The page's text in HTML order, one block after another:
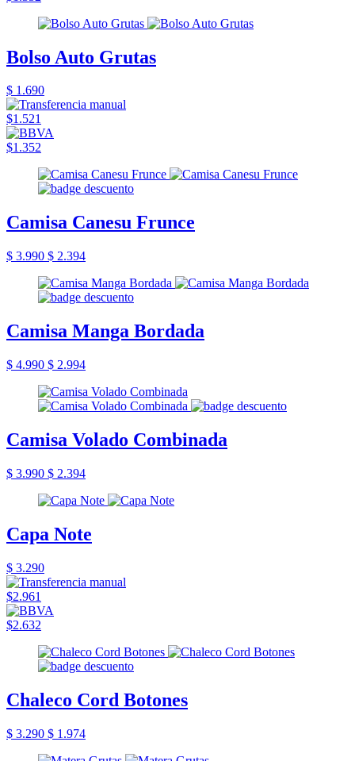
Bolso Auto Grutas
$ 1.690
$1.521
$1.352
Camisa Canesu Frunce
$ 3.990 $ 2.394
Camisa Manga Bordada
$ 4.990 $ 2.994
Camisa Volado Combinada
$ 3.990 $ 2.394
Capa Note
$ 3.290
$2.961
$2.632
Chaleco Cord Botones
$ 3.290 $ 1.974